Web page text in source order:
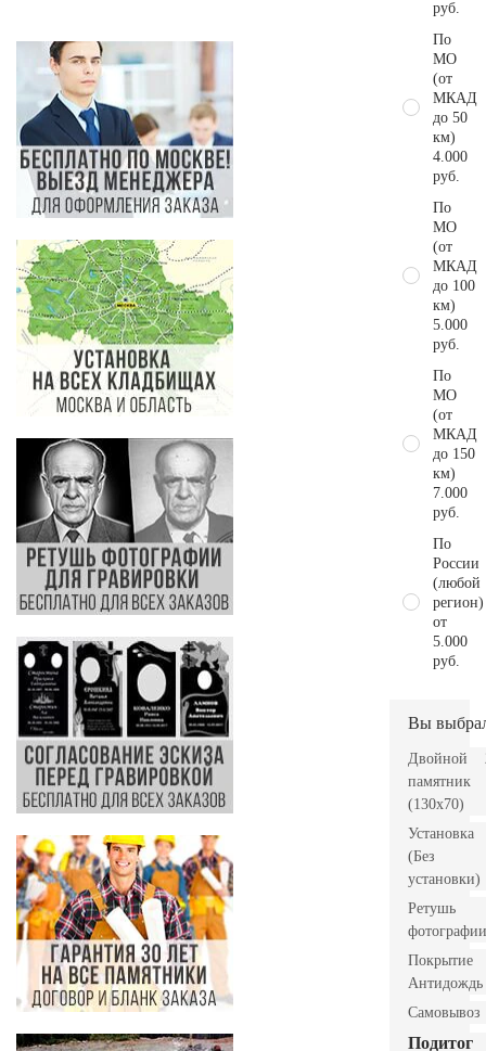
руб.
По
МО
(от
МКАД
до 50
км)
4.000
руб.
По
МО
(от
МКАД
до 100
км)
5.000
руб.
По
МО
(от
МКАД
до 150
км)
7.000
руб.
По
России
(любой
регион)
от
5.000
руб.
Вы
Двойной
памятник
(130х70)
Установка
(Без
установки)
Ретушь
фотографии
Покрытие
Антидождь
Самовывоз
Подитог